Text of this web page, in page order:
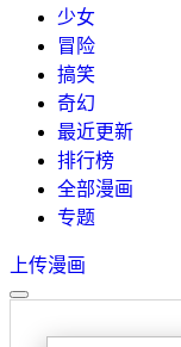
少女
冒险
搞笑
奇幻
最近更新
排行榜
全部漫画
专题
上传漫画